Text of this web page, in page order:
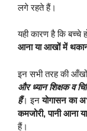
लगे रहते हैं।
यही कारण है कि बच्चे
आना या आखों में
इन सभी तरह की
और ध्यान शिक्षक व
हैं। इनयोगासन का
कमजोरी, पानी आना
हैं।